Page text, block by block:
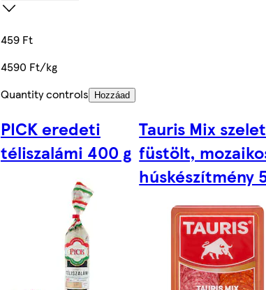
459 Ft
4590 Ft/kg
Quantity controls
Hozzáad
PICK eredeti
téliszalámi 400 g
Tauris Mix
füstölt,
húskészítmény